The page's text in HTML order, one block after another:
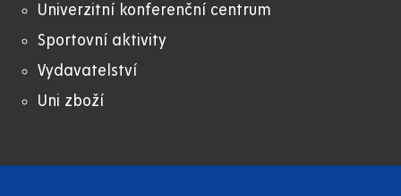
Univerzitní konferenční centrum
Sportovní aktivity
Vydavatelství
Uni zboží